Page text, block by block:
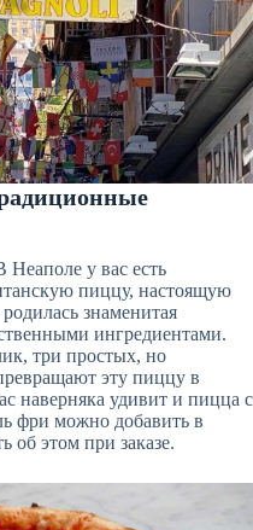
у вас есть
пиццу, настоящую
знаменитая
ингредиентами.
три простых, но
эту пиццу в
наверняка удивит и пицца с
фри можно добавить в
об этом при заказе.